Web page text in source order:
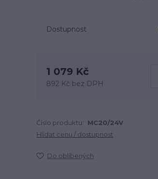
Dostupnost
1 079 Kč
892 Kč bez DPH
Číslo produktu: MC20/24V
Hlídat cenu / dostupnost
Do oblíbených